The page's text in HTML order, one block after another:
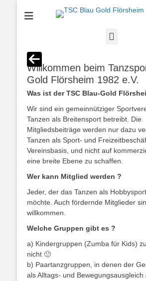
Willkommen beim
Gold Flörsheim 1982 e.V.
Was ist der TSC Blau-Gold
Wir sind ein gemeinnütziger
Tanzen als Breitensport betreibt. Die
Mitgliedsbeiträge werden nur dazu
Tanzen als Sport- und
Vereinsbasis, und nicht auf
eine breite Ebene zu schaffen.
Wer kann Mitglied werden ?
Jeder, der das Tanzen als
möchte. Auch fördernde Mitglieder
willkommen.
Welche Gruppen gibt es ?
a) Kindergruppen (Zumba für Kids)
nicht 🙁
b) Paartanzgruppen, in denen der
als Alltags- und Bewegungsausgleich